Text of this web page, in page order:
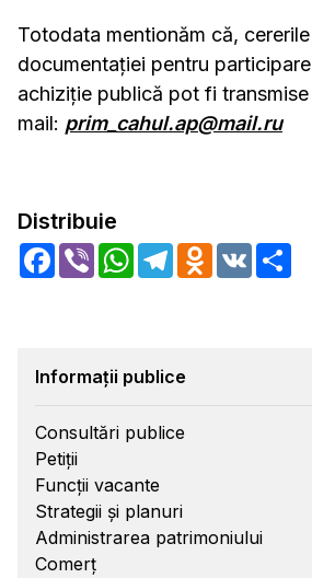
Totodata mentionăm că,
documentației pentru
achiziție publică pot fi
mail: prim_cahul.ap@mail.ru
Distribuie
Facebook
Viber WhatsApp
Telegram VK
Informații publice
Consultări publice
Petiții
Funcții vacante
Strategii și planuri
Administrarea patrimoniului
Comerț